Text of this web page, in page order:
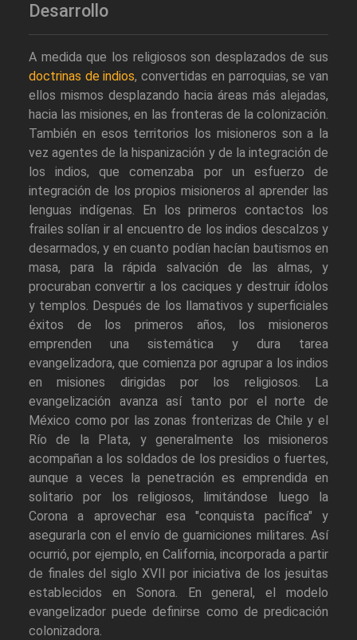
Desarrollo
A medida que los religiosos son desplazados de sus
doctrinas de indios, convertidas en parroquias, se van
ellos mismos desplazando hacia áreas más alejadas,
hacia las misiones, en las fronteras de la colonización.
También en esos territorios los misioneros son a la
vez agentes de la hispanización y de la integración de
los indios, que comenzaba por un esfuerzo de
integración de los propios misioneros al aprender las
lenguas indígenas. En los primeros contactos los
frailes solían ir al encuentro de los indios descalzos y
desarmados, y en cuanto podían hacían bautismos en
masa, para la rápida salvación de las almas, y
procuraban convertir a los caciques y destruir ídolos
y templos. Después de los llamativos y superficiales
éxitos de los primeros años, los misioneros
emprenden una sistemática y dura tarea
evangelizadora, que comienza por agrupar a los indios
en misiones dirigidas por los religiosos. La
evangelización avanza así tanto por el norte de
México como por las zonas fronterizas de Chile y el
Río de la Plata, y generalmente los misioneros
acompañan a los soldados de los presidios o fuertes,
aunque a veces la penetración es emprendida en
solitario por los religiosos, limitándose luego la
Corona a aprovechar esa "conquista pacífica" y
asegurarla con el envío de guarniciones militares. Así
ocurrió, por ejemplo, en California, incorporada a partir
de finales del siglo XVII por iniciativa de los jesuitas
establecidos en Sonora. En general, el modelo
evangelizador puede definirse como de predicación
colonizadora.